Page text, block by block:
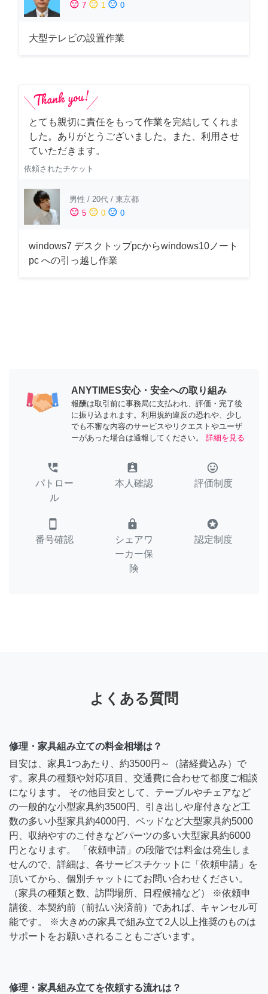
sentiment_satisfied 7 sentiment_neutral 1 sentiment_dissatisfied 0
大型テレビの設置作業
とても親切に責任をもって作業を完結してくれま
した。ありがとうございました。また、利用させ
ていただきます。
依頼されたチケット
男性 / 20代 / 東京都
sentiment_satisfied 5 sentiment_neutral 0 sentiment_dissatisfied 0
windows7 デスクトップpcからwindows10ノート
pc への引っ越し作業
ANYTIMES安心・安全への取り組み
報酬は取引前に事務局に支払われ、評価・完了後
に振り込まれます。利用規約違反の恐れや、少し
でも不審な内容のサービスやリクエストやユーザ
ーがあった場合は通報してください。
詳細を見る
perm_phone_msg
パトロー
ル
assignment_ind
本人確認
tag_faces
評価制度
smartphone
番号確認
lock
シェアワ
ーカー保
険
stars
認定制度
よくある質問
修理・家具組み立ての料金相場は？
目安は、家具1つあたり、約3500円～（諸経費込み）で
す。家具の種類や対応項目、交通費に合わせて都度ご相談
になります。 その他目安として、テーブルやチェアなど
の一般的な小型家具約3500円、引き出しや扉付きなど工
数の多い小型家具約4000円、ベッドなど大型家具約5000
円、収納やすのこ付きなどパーツの多い大型家具約6000
円となります。 「依頼申請」の段階では料金は発生しま
せんので、詳細は、各サービスチケットに「依頼申請」を
頂いてから、個別チャットにてお問い合わせください。
（家具の種類と数、訪問場所、日程候補など） ※依頼申
請後、本契約前（前払い決済前）であれば、キャンセル可
能です。 ※大きめの家具で組み立て2人以上推奨のものは
サポートをお願いされることもございます。
修理・家具組み立てを依頼する流れは？